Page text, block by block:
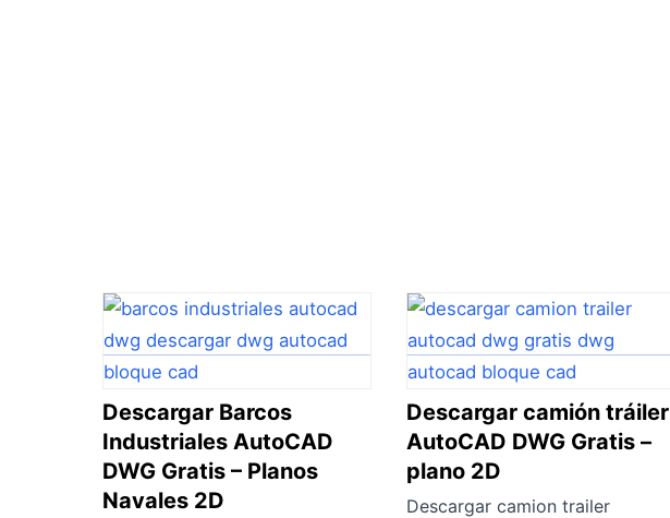
Descargar Barcos
Industriales AutoCAD
DWG Gratis – Planos
Navales 2D
Descargar camión tráiler
AutoCAD DWG Gratis –
plano 2D
Descargar camion trailer